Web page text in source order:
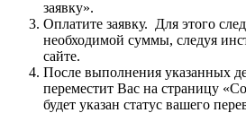
заявку».
Оплатите заявку. Для этого
необходимой суммы, следуя
сайте.
После выполнения указанных
переместит Вас на страницу
будет указан статус вашего